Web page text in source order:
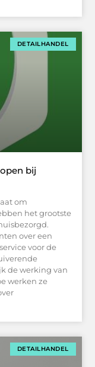
DETAILHANDEL
bij
om
het grootste
over een
voor de
de werking van
werken ze
DETAILHANDEL